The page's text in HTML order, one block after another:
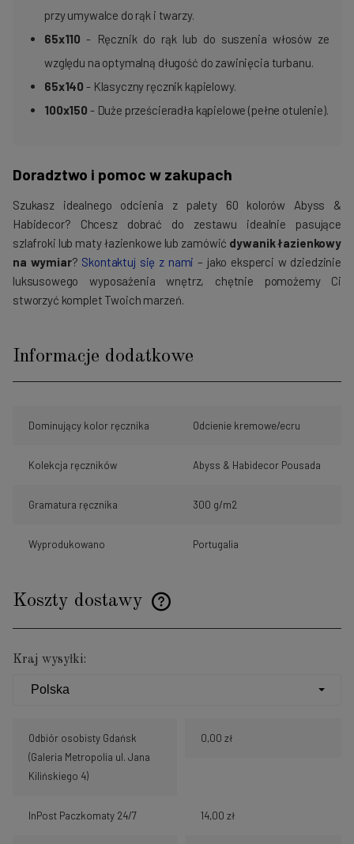
przy umywalce do rąk i twarzy.
65x110 - Ręcznik do rąk lub do suszenia włosów ze
względu na optymalną długość do zawinięcia turbanu.
65x140 - Klasyczny ręcznik kąpielowy.
100x150 - Duże prześcieradła kąpielowe (pełne otulenie).
Doradztwo i pomoc w zakupach
Szukasz idealnego odcienia z palety 60 kolorów Abyss &
Habidecor? Chcesz dobrać do zestawu idealnie pasujące
szlafroki lub maty łazienkowe lub zamówić dywanik łazienkowy
na wymiar? Skontaktuj się z nami – jako eksperci w dziedzinie
luksusowego wyposażenia wnętrz, chętnie pomożemy Ci
stworzyć komplet Twoich marzeń.
Informacje dodatkowe
Dominujący kolor ręcznika Odcienie kremowe/ecru
Kolekcja ręczników Abyss & Habidecor Pousada
Gramatura ręcznika 300 g/m2
Wyprodukowano Portugalia
Koszty dostawy
Cena nie zawiera ewentualnych kosztów płatności
Kraj wysyłki:
Odbiór osobisty Gdańsk
(Galeria Metropolia ul. Jana
Kilińskiego 4)
0,00 zł
InPost Paczkomaty 24/7 14,00 zł